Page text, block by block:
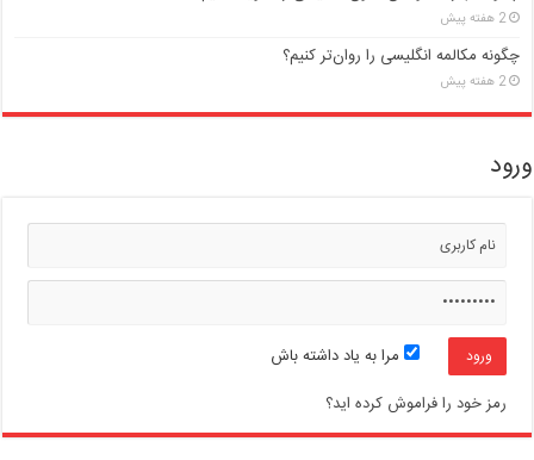
2 هفته پیش
چگونه مکالمه انگلیسی را روان‌تر کنیم؟
2 هفته پیش
ورود
مرا به یاد داشته باش
رمز خود را فراموش کرده اید؟